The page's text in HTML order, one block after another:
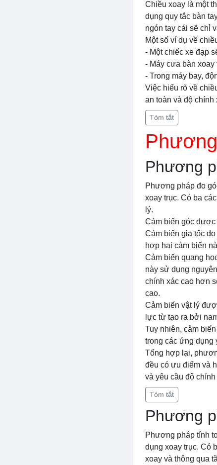
Chiều xoay là một
dụng quy tắc bàn
ngón tay cái sẽ chỉ
Một số ví dụ về
- Một chiếc xe đạp
- Máy cưa bàn
- Trong máy bay,
Việc hiểu rõ về
an toàn và độ chính
Tóm tắt
Phương
Phương pháp đo
xoay trục. Có ba
lý.
Cảm biến góc được
Cảm biến gia tốc
hợp hai cảm biến
Cảm biến quang
này sử dụng
chính xác cao hơn
cao.
Cảm biến vật lý
lực từ tạo ra bởi
Tuy nhiên, cảm
trong các ứng dụng
Tổng hợp lại,
đều có ưu điểm và
và yêu cầu độ
Tóm tắt
Phương
Phương pháp tính
dụng xoay trục. Có
xoay và thông qua